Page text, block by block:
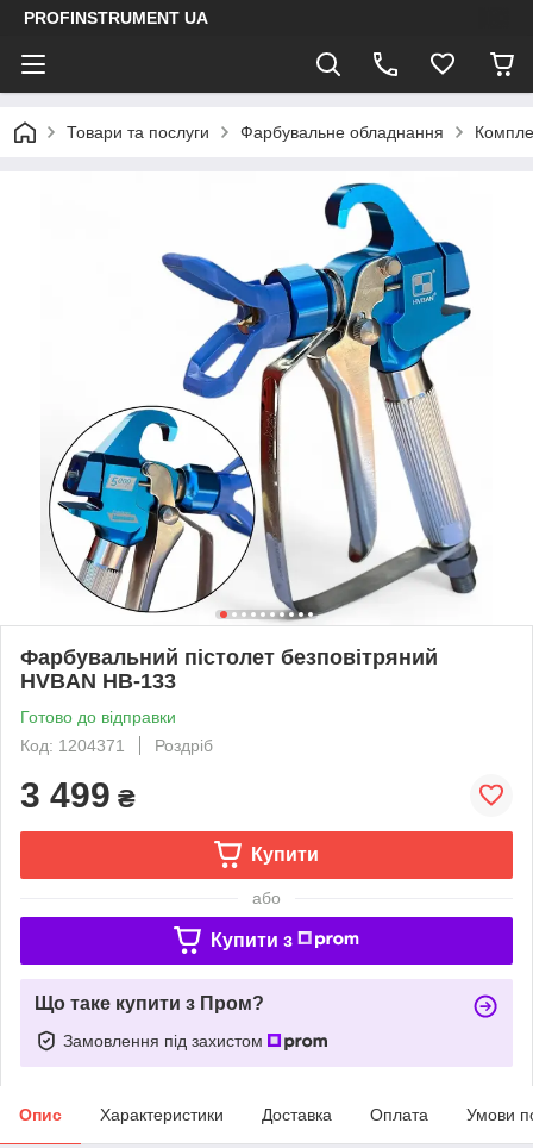
PROFINSTRUMENT UA
Товари та послуги Фарбувальне обладнання
Фарбувальний пістолет безповітряний
HVBAN HB-133
Готово до відправки
Код: 1204371
Роздріб
3 499 ₴
Купити
або
Купити з
Що таке купити з Пром?
Замовлення під захистом
Опис Характеристики Доставка Оплата Умови